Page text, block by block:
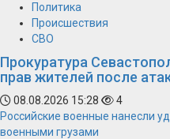
Политика
Происшествия
СВО
Прокуратура
прав жителей после
08.08.2026 15:28
4
Российские военные нанесли
военными грузами